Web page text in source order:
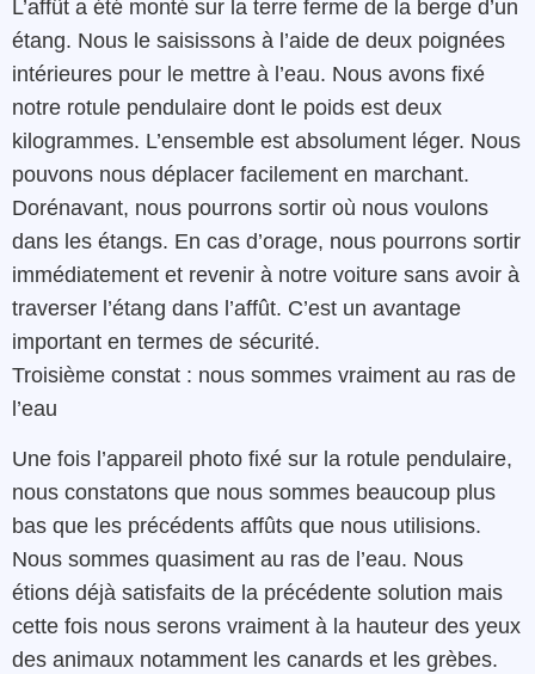
L’affût a été monté sur la terre ferme de la berge d’un
étang. Nous le saisissons à l’aide de deux poignées
intérieures pour le mettre à l’eau. Nous avons fixé
notre rotule pendulaire dont le poids est deux
kilogrammes. L’ensemble est absolument léger. Nous
pouvons nous déplacer facilement en marchant.
Dorénavant, nous pourrons sortir où nous voulons
dans les étangs. En cas d’orage, nous pourrons sortir
immédiatement et revenir à notre voiture sans avoir à
traverser l’étang dans l’affût. C’est un avantage
important en termes de sécurité.
Troisième constat : nous sommes vraiment au ras de
l’eau
Une fois l’appareil photo fixé sur la rotule pendulaire,
nous constatons que nous sommes beaucoup plus
bas que les précédents affûts que nous utilisions.
Nous sommes quasiment au ras de l’eau. Nous
étions déjà satisfaits de la précédente solution mais
cette fois nous serons vraiment à la hauteur des yeux
des animaux notamment les canards et les grèbes.